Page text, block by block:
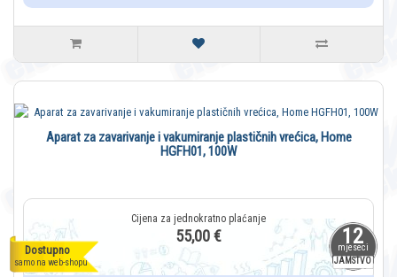
12
mjeseci
JAMSTVO
Dostupno
samo na web-shopu
Aparat za zavarivanje i vakumiranje plastičnih vrećica, Home
HGFH01, 100W
55,00 €